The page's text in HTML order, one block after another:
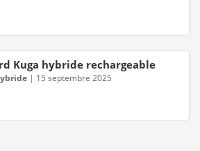
Kuga hybride rechargeable
| 15 septembre 2025